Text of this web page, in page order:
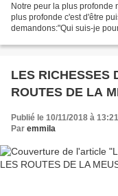
Notre peur la plus profonde
plus profonde c'est d'être
demandons:"Qui suis-je
LES RICHESSES
ROUTES DE LA
Publié le 10/11/2018 à 13:21
Par emmila